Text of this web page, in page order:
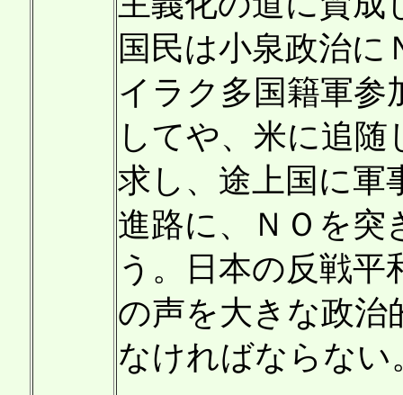
国民は小泉政治
イラク多国籍軍参
してや、米に追
求し、途上国に軍
進路に、ＮＯを突
う。日本の反戦平
の声を大きな政治
なければならない